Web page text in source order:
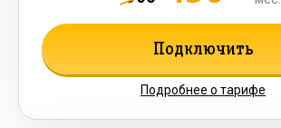
Подключить
Подробнее о тарифе